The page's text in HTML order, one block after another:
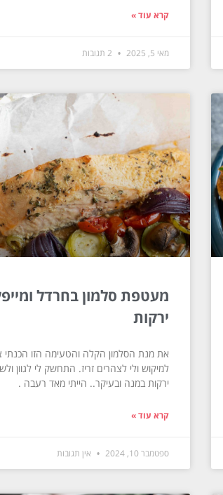
קרא עוד »
מאי 5, 2025
מעטפת סלמון בחרדל
ירקות
את מנת הסלמון הקלה והטעימה הזו הכנתי
למיקוש ולי לצהרים זריז. התחשק לי לגוון
ירקות במנה ובעיקר.. הייתי מאד רעבה .
קרא עוד »
ספטמבר 10, 2024 אין תגובות